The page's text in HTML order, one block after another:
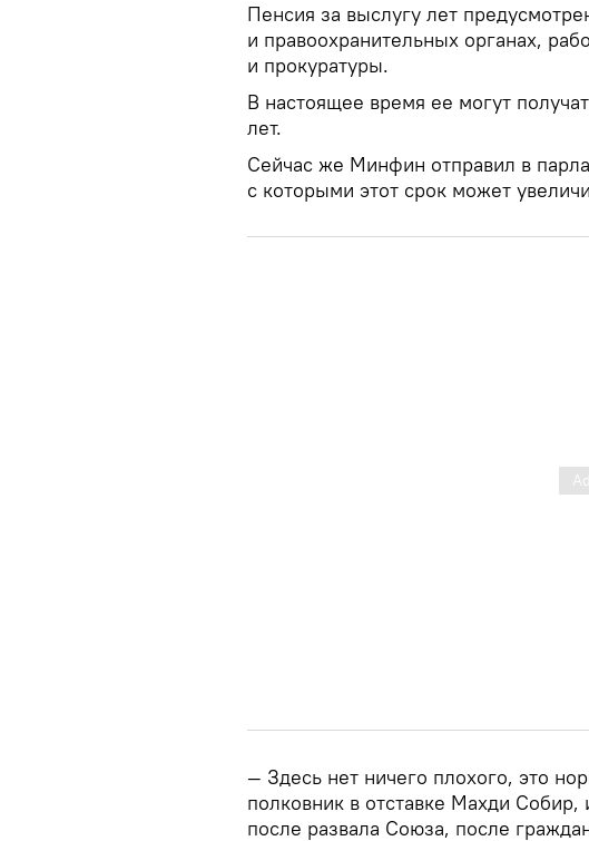
Пенсия за выслугу лет
и правоохранительных органах,
и прокуратуры.
В настоящее время ее могут
лет.
Сейчас же Минфин отправил в
с которыми этот срок может
— Здесь нет ничего плохого, это
полковник в отставке Махди
после развала Союза, после